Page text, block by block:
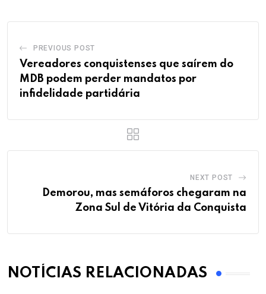
PREVIOUS POST
Vereadores conquistenses que saírem do
MDB podem perder mandatos por
infidelidade partidária
NEXT POST
Demorou, mas semáforos chegaram na
Zona Sul de Vitória da Conquista
NOTÍCIAS RELACIONADAS